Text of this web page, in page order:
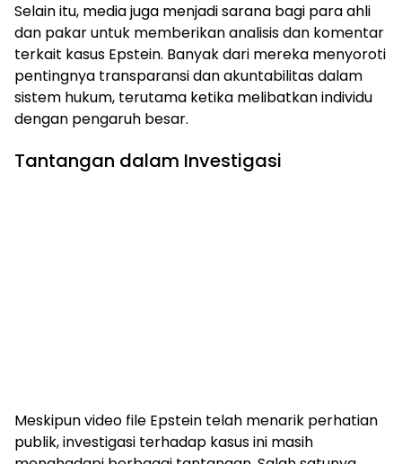
Selain itu, media juga menjadi sarana bagi para ahli
dan pakar untuk memberikan analisis dan komentar
terkait kasus Epstein. Banyak dari mereka menyoroti
pentingnya transparansi dan akuntabilitas dalam
sistem hukum, terutama ketika melibatkan individu
dengan pengaruh besar.
Tantangan dalam Investigasi
Meskipun video file Epstein telah menarik perhatian
publik, investigasi terhadap kasus ini masih